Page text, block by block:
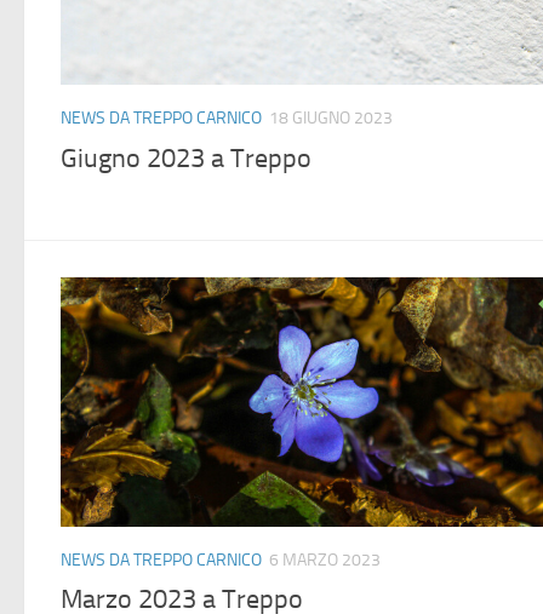
NEWS DA TREPPO CARNICO 18 GIUGNO 2023
Giugno 2023 a Treppo
NEWS DA TREPPO CARNICO 6 MARZO 2023
Marzo 2023 a Treppo